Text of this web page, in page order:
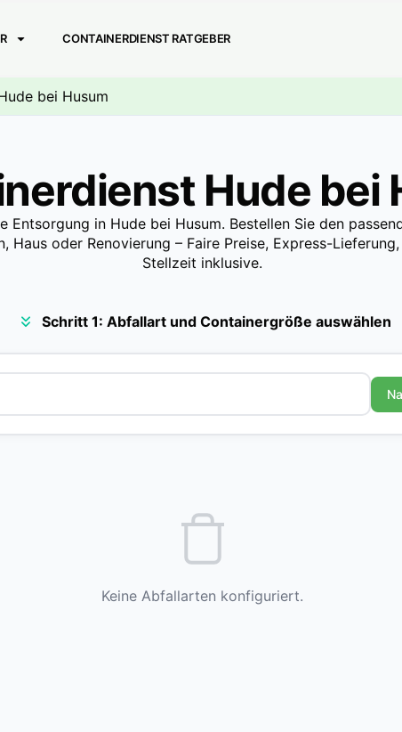
CONTAINERDIENST RATGEBER
bei Husum
Hude bei
Entsorgung in Hude bei Husum. Bestellen Sie den
Haus oder Renovierung – Faire Preise, Express-
Stellzeit inklusive.
Schritt 1: Abfallart und Containergröße auswählen
Keine Abfallarten konfiguriert.